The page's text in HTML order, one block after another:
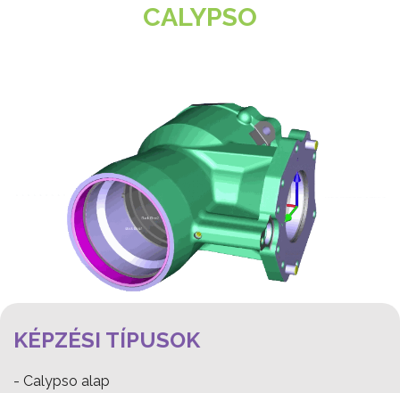
CALYPSO
KÉPZÉSI TÍPUSOK
- Calypso alap